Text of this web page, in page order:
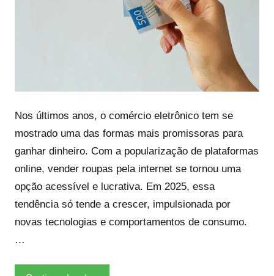
Nos últimos anos, o comércio eletrônico tem se
mostrado uma das formas mais promissoras para
ganhar dinheiro. Com a popularização de plataformas
online, vender roupas pela internet se tornou uma
opção acessível e lucrativa. Em 2025, essa
tendência só tende a crescer, impulsionada por
novas tecnologias e comportamentos de consumo.
…